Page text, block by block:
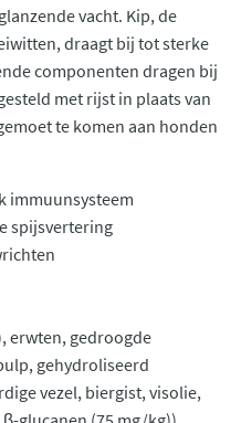
vacht. Kip, de
draagt bij tot sterke
componenten dragen bij
met rijst in plaats van
te komen aan honden
immuunsysteem
spijsvertering
erwten, gedroogde
gehydroliseerd
vezel, biergist, visolie,